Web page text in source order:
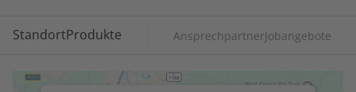
StandortProdukte AnsprechpartnerJobangebote